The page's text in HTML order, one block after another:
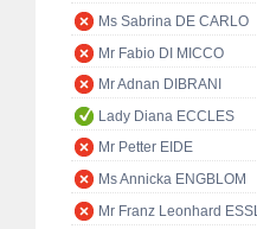
Ms Sabrina DE CARLO
Mr Fabio DI MICCO
Mr Adnan DIBRANI
Lady Diana ECCLES
Mr Petter EIDE
Ms Annicka ENGBLOM
Mr Franz Leonhard ESSL